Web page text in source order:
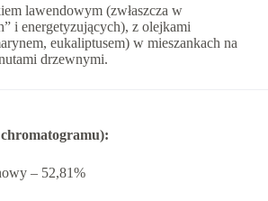
lawendowym (zwłaszcza w
i energetyzujących), z olejkami
eukaliptusem) w mieszankach na
drzewnymi.
chromatogramu):
– 52,81%